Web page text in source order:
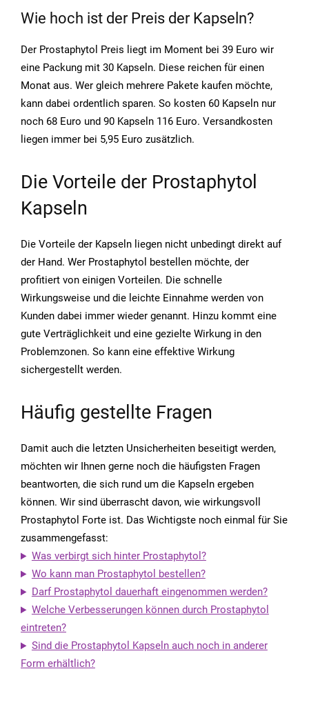
Wie hoch ist der Preis der Kapseln?
Der Prostaphytol Preis liegt im Moment bei 39 Euro wir
eine Packung mit 30 Kapseln. Diese reichen für einen
Monat aus. Wer gleich mehrere Pakete kaufen möchte,
kann dabei ordentlich sparen. So kosten 60 Kapseln nur
noch 68 Euro und 90 Kapseln 116 Euro. Versandkosten
liegen immer bei 5,95 Euro zusätzlich.
Die Vorteile der Prostaphytol
Kapseln
Die Vorteile der Kapseln liegen nicht unbedingt direkt auf
der Hand. Wer Prostaphytol bestellen möchte, der
profitiert von einigen Vorteilen. Die schnelle
Wirkungsweise und die leichte Einnahme werden von
Kunden dabei immer wieder genannt. Hinzu kommt eine
gute Verträglichkeit und eine gezielte Wirkung in den
Problemzonen. So kann eine effektive Wirkung
sichergestellt werden.
Häufig gestellte Fragen
Damit auch die letzten Unsicherheiten beseitigt werden,
möchten wir Ihnen gerne noch die häufigsten Fragen
beantworten, die sich rund um die Kapseln ergeben
können. Wir sind überrascht davon, wie wirkungsvoll
Prostaphytol Forte ist. Das Wichtigste noch einmal für Sie
zusammengefasst:
Was verbirgt sich hinter Prostaphytol?
Wo kann man Prostaphytol bestellen?
Darf Prostaphytol dauerhaft eingenommen werden?
Welche Verbesserungen können durch Prostaphytol
eintreten?
Sind die Prostaphytol Kapseln auch noch in anderer
Form erhältlich?